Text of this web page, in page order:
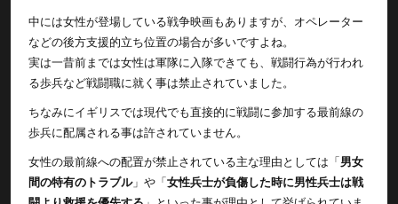
中には女性が登場している戦争映画もありますが、オペレーター
などの後方支援的立ち位置の場合が多いですよね。
実は一昔前までは女性は軍隊に入隊できても、戦闘行為が行われ
る歩兵など戦闘職に就く事は禁止されていました。
ちなみにイギリスでは現代でも直接的に戦闘に参加する最前線の
歩兵に配属される事は許されていません。
女性の最前線への配置が禁止されている主な理由としては「 男女
間の特有のトラブル」や「 女性兵士が負傷した時に男性兵士は戦